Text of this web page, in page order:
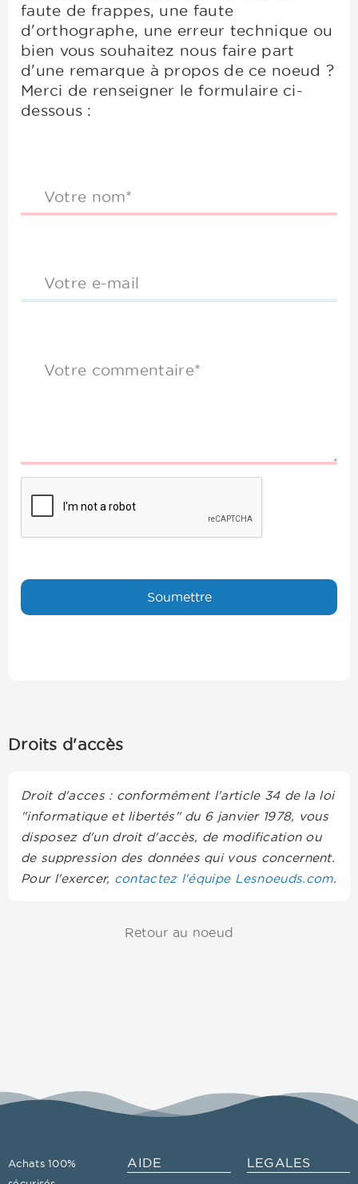
faute de frappes, une faute
d'orthographe, une erreur technique ou
bien vous souhaitez nous faire part
d'une remarque à propos de ce noeud ?
Merci de renseigner le formulaire ci-
dessous :
Votre nom*
Votre e-mail
Votre commentaire*
Droits d'accès
Droit d'acces : conformément l'article 34 de la loi
"informatique et libertés" du 6 janvier 1978, vous
disposez d'un droit d'accès, de modification ou
de suppression des données qui vous concernent.
Pour l'exercer, contactez l'équipe Lesnoeuds.com.
Retour au noeud
Achats 100%
AIDE LEGALES